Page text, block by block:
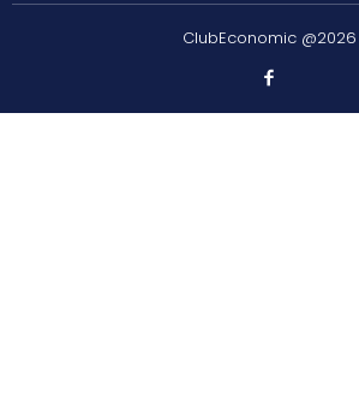
ClubEconomic @2026